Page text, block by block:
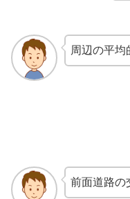
周辺の平均
前面道路の